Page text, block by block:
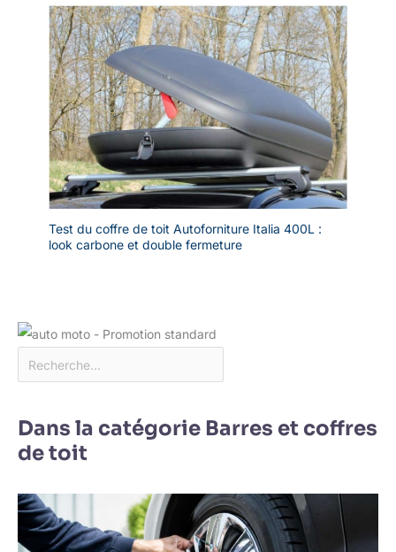
Test du coffre de toit Autoforniture Italia 400L :
look carbone et double fermeture
Dans la catégorie Barres et coffres
de toit